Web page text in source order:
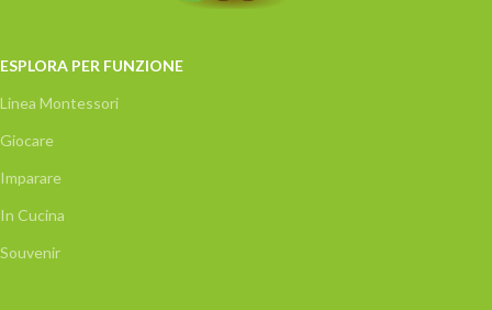
ESPLORA PER FUNZIONE
Linea Montessori
Giocare
Imparare
In Cucina
Souvenir